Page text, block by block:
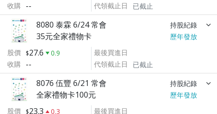
收購 --
代領截止日
已截止
8080 泰霖 6/24 常會 持股紀錄
35元全家禮物卡
歷年發放
股價
27.6
0.9
收購 --
最後買進日
代領截止日
已截止
8076 伍豐 6/21 常會 持股紀錄
全家禮物卡100元
歷年發放
股價
23.3
0.3
最後買進日